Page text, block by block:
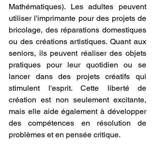
Mathématiques). Les adultes peuvent
utiliser l'imprimante pour des projets de
bricolage, des réparations domestiques
ou des créations artistiques. Quant aux
seniors, ils peuvent réaliser des objets
pratiques pour leur quotidien ou se
lancer dans des projets créatifs qui
stimulent l'esprit. Cette liberté de
création est non seulement excitante,
mais elle aide également à développer
des compétences en résolution de
problèmes et en pensée critique.